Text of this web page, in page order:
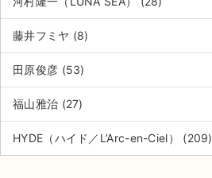
藤井フミヤ (8)
田原俊彦 (53)
福山雅治 (27)
HYDE（ハイド／L’Arc-en-Ciel） (209)